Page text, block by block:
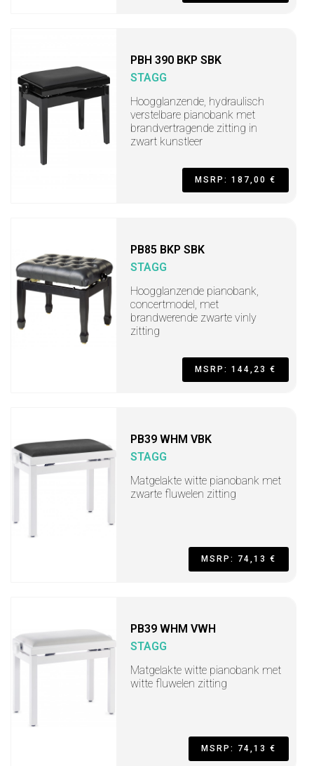
PBH 390 BKP SBK
STAGG
Hoogglanzende, hydraulisch
verstelbare pianobank met
brandvertragende zitting in
zwart kunstleer
MSRP: 187,00 €
PB85 BKP SBK
STAGG
Hoogglanzende pianobank,
concertmodel, met
brandwerende zwarte vinly
zitting
MSRP: 144,23 €
PB39 WHM VBK
STAGG
Matgelakte witte pianobank met
zwarte fluwelen zitting
MSRP: 74,13 €
PB39 WHM VWH
STAGG
Matgelakte witte pianobank met
witte fluwelen zitting
MSRP: 74,13 €